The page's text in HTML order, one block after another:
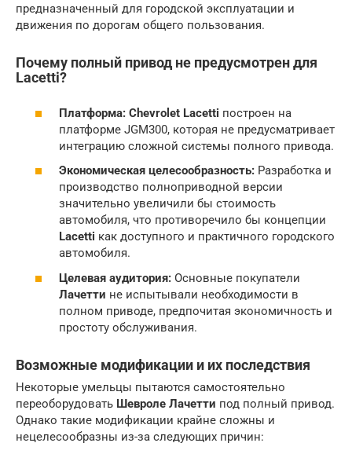
предназначенный для городской эксплуатации и
движения по дорогам общего пользования.
Почему полный привод не предусмотрен для
Lacetti?
Платформа: Chevrolet Lacetti построен на
платформе JGM300, которая не предусматривает
интеграцию сложной системы полного привода.
Экономическая целесообразность: Разработка и
производство полноприводной версии
значительно увеличили бы стоимость
автомобиля, что противоречило бы концепции
Lacetti как доступного и практичного городского
автомобиля.
Целевая аудитория: Основные покупатели
Лачетти не испытывали необходимости в
полном приводе, предпочитая экономичность и
простоту обслуживания.
Возможные модификации и их последствия
Некоторые умельцы пытаются самостоятельно
переоборудовать Шевроле Лачетти под полный привод.
Однако такие модификации крайне сложны и
нецелесообразны из-за следующих причин: